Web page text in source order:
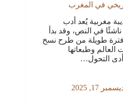
في المغرب
مغربية يُعد أدب
في النص، وقد بدأ
فترة طويلة من طرح نسخ
وطبعاتها
التحول…
17, 2025